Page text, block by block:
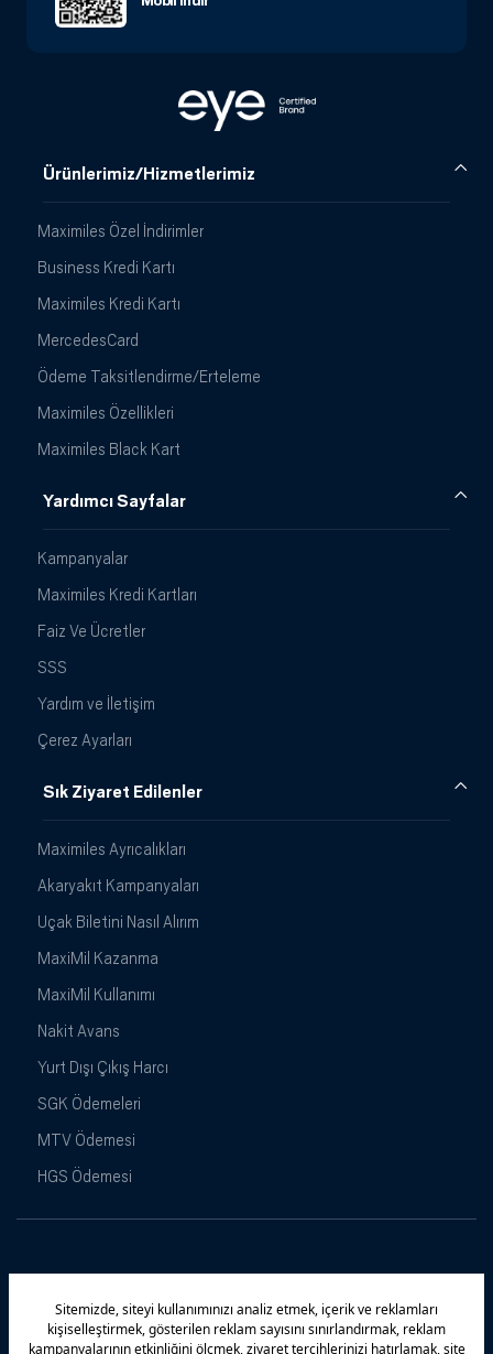
Ürünlerimiz/Hizmetlerimiz
Maximiles Özel İndirimler
Business Kredi Kartı
Maximiles Kredi Kartı
MercedesCard
Ödeme Taksitlendirme/Erteleme
Maximiles Özellikleri
Maximiles Black Kart
Yardımcı Sayfalar
Kampanyalar
Maximiles Kredi Kartları
Faiz Ve Ücretler
SSS
Yardım ve İletişim
Çerez Ayarları
Sık Ziyaret Edilenler
Maximiles Ayrıcalıkları
Akaryakıt Kampanyaları
Uçak Biletini Nasıl Alırım
MaxiMil Kazanma
MaxiMil Kullanımı
Nakit Avans
Yurt Dışı Çıkış Harcı
SGK Ödemeleri
MTV Ödemesi
HGS Ödemesi
Maximiles Kampanyalar Yasal Uyarı Güvenlik
Gizlilik Politikamız Bilgi Toplumu Hizmetleri